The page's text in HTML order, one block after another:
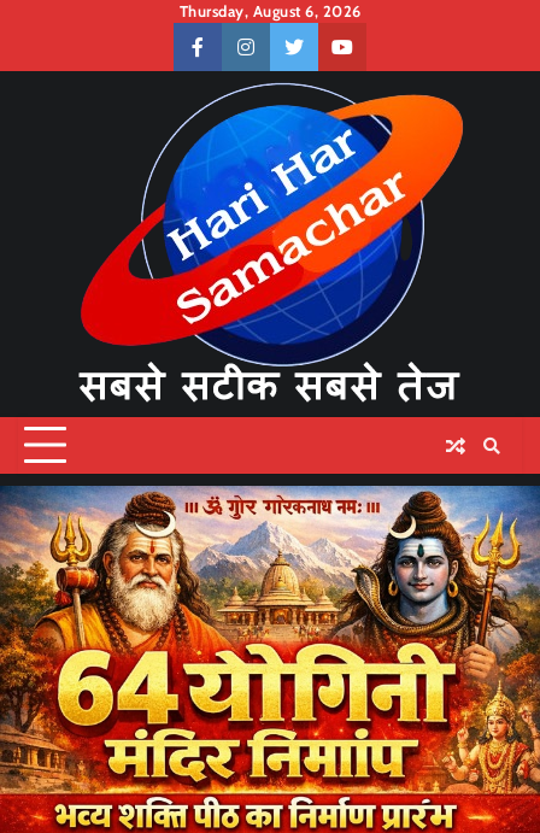
content
Thursday, August 6, 2026
facebookinstagramtwitteryoutube